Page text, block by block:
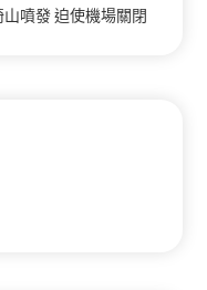
噴發 迫使機場關閉